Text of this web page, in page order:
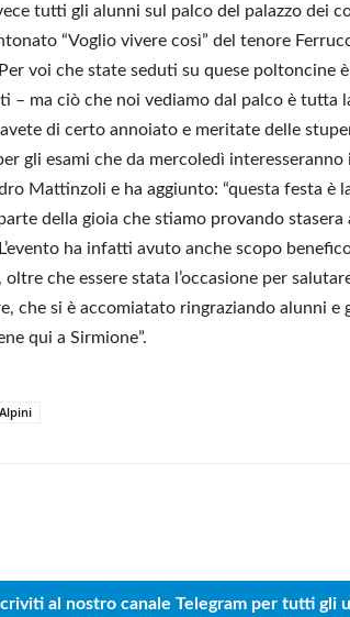
tutti gli alunni sul palco del palazzo dei
“Voglio vivere così” del tenore
voi che state seduti su quese poltoncine
– ma ciò che noi vediamo dal palco è tutta
di certo annoiato e meritate delle
gli esami che da mercoledì
Mattinzoli e ha aggiunto: “questa festa è
della gioia che stiamo provando
L’evento ha infatti avuto anche scopo
oltre che essere stata l’occasione per
che si è accomiatato ringraziando alunni
qui a Sirmione”.
Alpini
al nostro canale Telegram per tutti gli